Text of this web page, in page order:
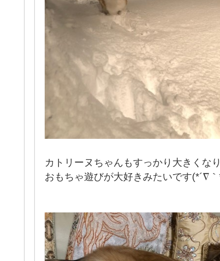
カトリーヌちゃんもすっかり大きくな
おもちゃ遊びが大好きみたいです(*´∇